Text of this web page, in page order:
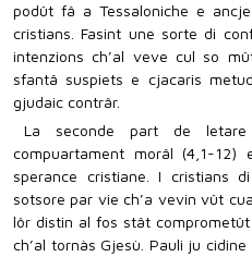
podût fâ a Tessaloniche e
cristians. Fasint une sorte di
intenzions ch’al veve cul so
sfantâ suspiets e cjacaris
gjudaic contrâr.
La seconde part de
compuartament morâl (4,1-
sperance cristiane. I cristians
sotsore par vie ch’a vevin vût
lôr distin al fos stât
ch’al tornàs Gjesù. Pauli ju